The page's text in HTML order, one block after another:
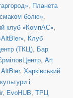
, Планета
болю»,
клуб «КомпАС»,
, Клуб
(ТКЦ), Бар
, Art
AltBier, Харківський
і
, EvoHUB, ТРЦ